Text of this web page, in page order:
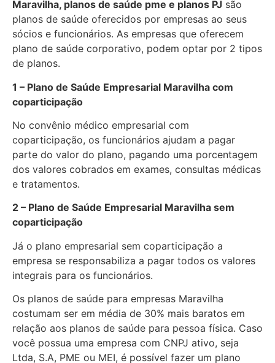
Maravilha, planos de saúde pme e planos PJ são
planos de saúde oferecidos por empresas ao seus
sócios e funcionários. As empresas que oferecem
plano de saúde corporativo, podem optar por 2 tipos
de planos.
1 – Plano de Saúde Empresarial Maravilha com
coparticipação
No convênio médico empresarial com
coparticipação, os funcionários ajudam a pagar
parte do valor do plano, pagando uma porcentagem
dos valores cobrados em exames, consultas médicas
e tratamentos.
2 – Plano de Saúde Empresarial Maravilha sem
coparticipação
Já o plano empresarial sem coparticipação a
empresa se responsabiliza a pagar todos os valores
integrais para os funcionários.
Os planos de saúde para empresas Maravilha
costumam ser em média de 30% mais baratos em
relação aos planos de saúde para pessoa física. Caso
você possua uma empresa com CNPJ ativo, seja
Ltda, S.A, PME ou MEI, é possível fazer um plano